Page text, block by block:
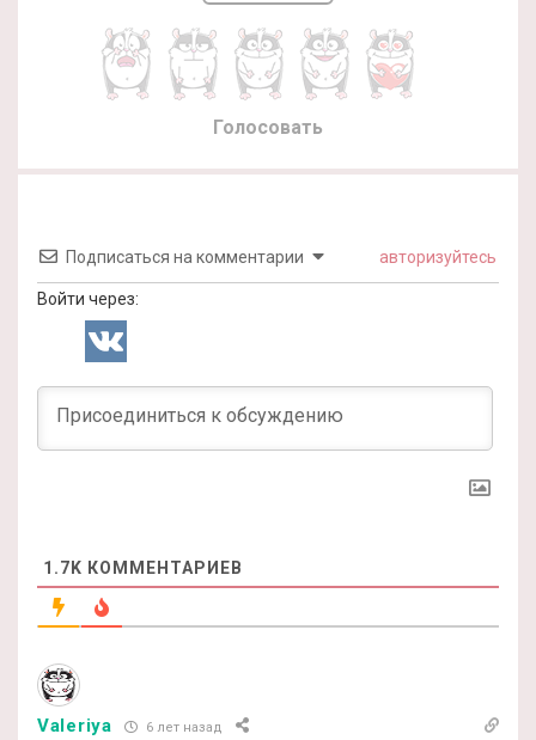
Голосовать
Подписаться на комментарии авторизуйтесь
Войти через:
1.7K КОММЕНТАРИЕВ
Valeriya 6 лет назад